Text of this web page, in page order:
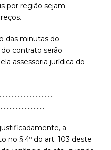
por região sejam
das minutas do
contrato serão
assessoria jurídica do
a
no § 4º do art. 103 deste